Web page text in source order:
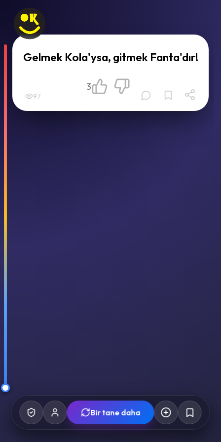
Gelmek Kola'ysa, gitmek Fanta'dır!
97
3
Bir tane daha